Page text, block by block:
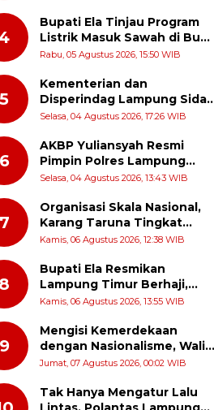
Ibadah
Bupati Ela Tinjau Program
Listrik Masuk Sawah di Bumi
Harja, Petani Dapat Subsidi
Rabu, 05 Agustus 2026, 15:50 WIB
5
Kementerian dan
Disperindag Lampung Sidak
Pabrik Tapioka di Lampung
Langkah Pengawasan
Selasa, 04 Agustus 2026, 17:26 WIB
6
AKBP Yuliansyah Resmi
Pimpin Polres Lampung
Timur, Siap Lanjutkan
Patmawati
Selasa, 04 Agustus 2026, 13:43 WIB
7
Organisasi Skala Nasional,
Karang Taruna Tingkat
Provinsi Lampung Akan
tanggal 7 dan 8 Agustus
2026
Kamis, 06 Agustus 2026, 12:38 WIB
8
Bupati Ela Resmikan
Lampung Timur Berhaji,
Gerakan Menabung Syariah
Tanah Suci
Kamis, 06 Agustus 2026, 13:55 WIB
9
Mengisi Kemerdekaan
dengan Nasionalisme, Wali
Nagari Talang Serukan
Putih Sepanjang Agustus
Jumat, 07 Agustus 2026, 00:02 WIB
Tak Hanya Mengatur Lalu